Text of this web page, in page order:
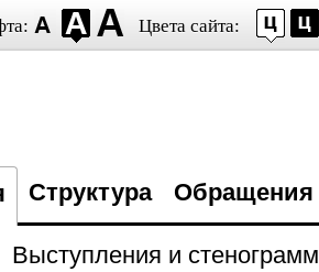
Цвета сайта:
Структура Обращения
Выступления и